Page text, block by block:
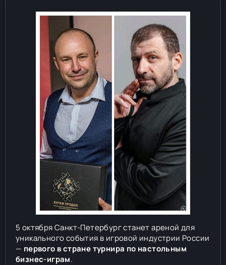
5 октября Санкт-Петербург станет ареной для
уникального события в игровой индустрии России
— первого в стране турнира по настольным
бизнес-играм.